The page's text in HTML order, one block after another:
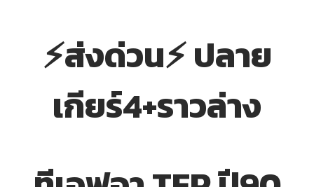
⚡ส่งด่วน⚡ ปลาย
เกียร์4+ราวล่าง